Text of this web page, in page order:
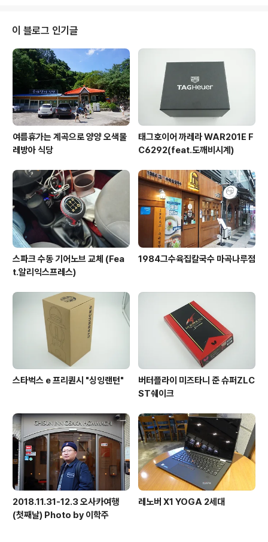
이번에 산 시계는 총직경 40mm 시계 직경 37mm짜리로
실리콘 스트랩으로 된 제품을 선택했다 초침과 시침,분침
으로 되어있어 별다른 기능은 없지만 편하게 찰수 있을것
같아서 시계를 사면 반드시 해야 할일은 ? 보호필름 부착.
처음에 40mm인줄 알고 부착하려다 37mm길래 사이즈
에 맞는 보호필름으로 부착 한쪽이 약간 ..
이 블로그 인기글
여름휴가는 계곡으로 양양 오색물
레방아 식당
태그호이어 까레라 WAR201E F
C6292(feat.도깨비시계)
스파크 수동 기어노브 교체 (Fea
t.알리익스프레스)
1984그수육집칼국수 마곡나루점
스타벅스 e 프리퀀시 "싱잉랜턴"
버터플라이 미즈타니 준 슈퍼ZLC
ST쉐이크
2018.11.31-12.3 오사카여행
(첫째날) Photo by 이학주
레노버 X1 YOGA 2세대